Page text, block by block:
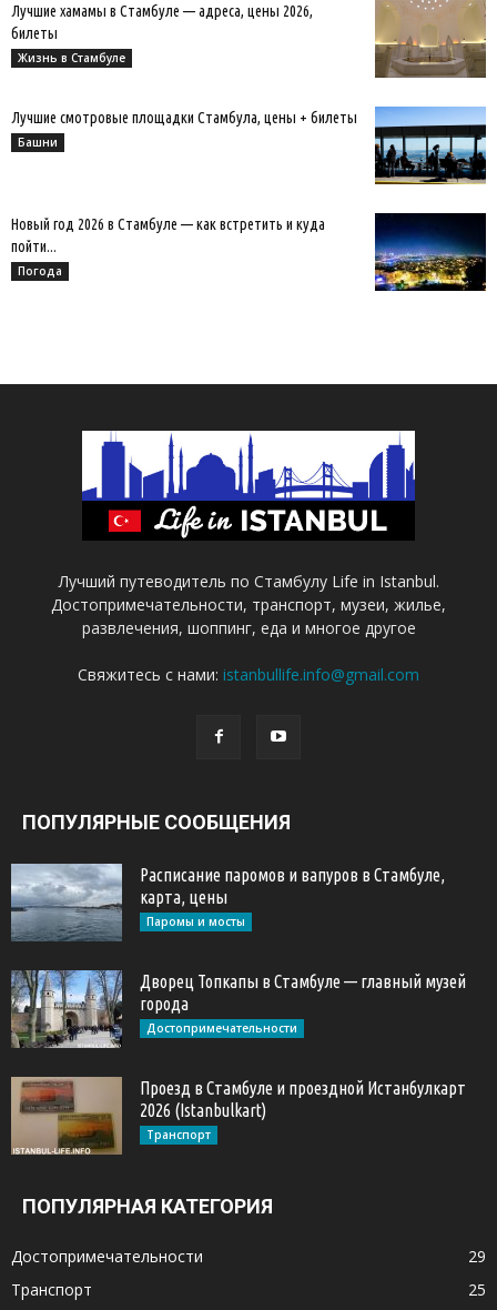
Лучшие хамамы в Стамбуле — адреса, цены 2026,
билеты
Жизнь в Стамбуле
Лучшие смотровые площадки Стамбула, цены + билеты
Башни
Новый год 2026 в Стамбуле — как встретить и куда
пойти...
Погода
Лучший путеводитель по Стамбулу Life in Istanbul.
Достопримечательности, транспорт, музеи, жилье,
развлечения, шоппинг, еда и многое другое
Свяжитесь с нами: istanbullife.info@gmail.com
ПОПУЛЯРНЫЕ СООБЩЕНИЯ
Расписание паромов и вапуров в Стамбуле,
карта, цены
Паромы и мосты
Дворец Топкапы в Стамбуле — главный музей
города
Достопримечательности
Проезд в Стамбуле и проездной Истанбулкарт
2026 (Istanbulkart)
Транспорт
ПОПУЛЯРНАЯ КАТЕГОРИЯ
Достопримечательности
29
Транспорт
25